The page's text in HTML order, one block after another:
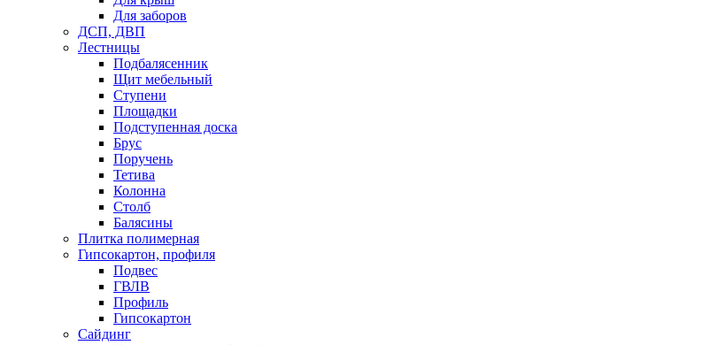
Для заборов
ДСП, ДВП
Лестницы
Подбалясенник
Щит мебельный
Ступени
Площадки
Подступенная доска
Брус
Поручень
Тетива
Колонна
Столб
Балясины
Плитка полимерная
Гипсокартон, профиля
Подвес
ГВЛВ
Профиль
Гипсокартон
Сайдинг